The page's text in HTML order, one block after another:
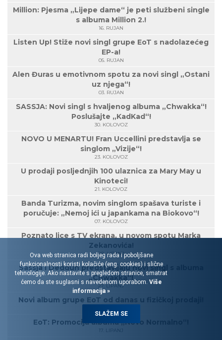
Million: Pjesma „Lijepe dame“ je peti službeni single
s albuma Million 2.!
16. RUJAN
Listen Up! Stiže novi singl grupe EoT s nadolazećeg
EP-a!
05. RUJAN
Alen Đuras u emotivnom spotu za novi singl „Ostani
uz njega“!
03. RUJAN
SASSJA: Novi singl s hvaljenog albuma „Chwakka“!
Poslušajte „KadKad“!
30. KOLOVOZ
NOVO U MENARTU! Fran Uccellini predstavlja se
singlom „Vizije“!
23. KOLOVOZ
U prodaji posljednjih 100 ulaznica za Mary May u
Kinoteci!
21. KOLOVOZ
Banda Turizma, novim singlom spašava turiste i
poručuje: „Nemoj ići u japankama na Biokovo“!
07. KOLOVOZ
Poznato lice s TV ekrana, u novom spotu Marka
Zekanovića!
28. LIPANJ
Sassja i Dedduh predstavljaju novi singl s albuma
„Chwakka“!
27. LIPANJ
Novi album grupe EoT od danas u fizičkoj prodaji!
EoT: Promocija albuma „Novo Normalno“!
17. LIPANJ
Ova web stranica radi boljeg rada i poboljšane
funkcionalnosti koristi kolačiće (eng. cookies) i slične
tehnologije. Ako nastavite s pregledom stranice, smatrat
ćemo da ste suglasni s navedenom uporabom. Više
informacija »
SLAŽEM SE